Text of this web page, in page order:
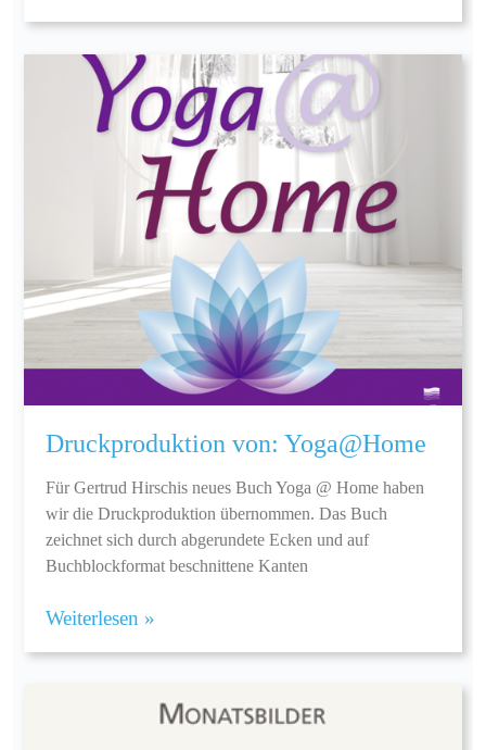
Druckproduktion von: Yoga@Home
Für Gertrud Hirschis neues Buch Yoga @ Home haben
wir die Druckproduktion übernommen. Das Buch
zeichnet sich durch abgerundete Ecken und auf
Buchblockformat beschnittene Kanten
Weiterlesen »